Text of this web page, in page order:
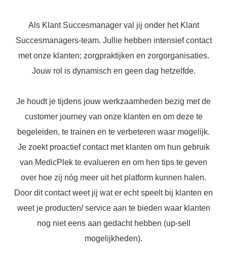
Als Klant Succesmanager val jij onder het Klant
Succesmanagers-team. Jullie hebben intensief contact
met onze klanten; zorgpraktijken en zorgorganisaties.
Jouw rol is dynamisch en geen dag hetzelfde.
Je houdt je tijdens jouw werkzaamheden bezig met de
customer journey van onze klanten en om deze te
begeleiden, te trainen en te verbeteren waar mogelijk.
Je zoekt proactief contact met klanten om hun gebruik
van MedicPlek te evalueren en om hen tips te geven
over hoe zij nóg meer uit het platform kunnen halen.
Door dit contact weet jij wat er echt speelt bij klanten en
weet je producten/ service aan te bieden waar klanten
nog niet eens aan gedacht hebben (up-sell
mogelijkheden).